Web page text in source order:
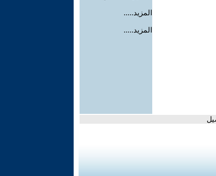
المزيد.....
المزيد.....